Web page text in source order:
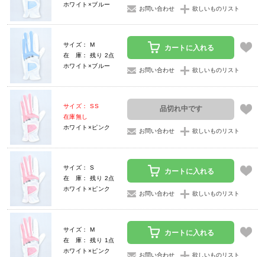
ホワイト×ブルー
お問い合わせ 欲しいものリスト
サイズ： M
在 庫： 残り 2点
ホワイト×ブルー
カートに入れる
お問い合わせ 欲しいものリスト
サイズ： SS
在庫無し
ホワイト×ピンク
品切れ中です
お問い合わせ 欲しいものリスト
サイズ： S
在 庫： 残り 2点
ホワイト×ピンク
カートに入れる
お問い合わせ 欲しいものリスト
サイズ： M
在 庫： 残り 1点
ホワイト×ピンク
カートに入れる
お問い合わせ 欲しいものリスト